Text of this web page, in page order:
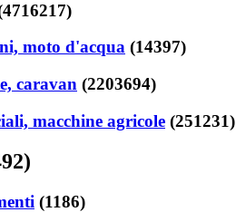
moto d'acqua (14397)
caravan (2203694)
macchine agricole (251231)
(1186)